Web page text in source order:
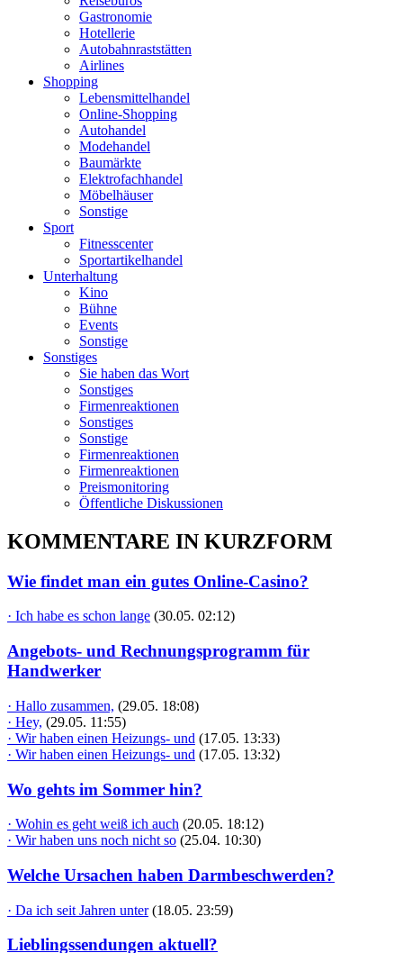
Gastronomie
Hotellerie
Autobahnraststätten
Airlines
Shopping
Lebensmittelhandel
Online-Shopping
Autohandel
Modehandel
Baumärkte
Elektrofachhandel
Möbelhäuser
Sonstige
Sport
Fitnesscenter
Sportartikelhandel
Unterhaltung
Kino
Bühne
Events
Sonstige
Sonstiges
Sie haben das Wort
Sonstiges
Firmenreaktionen
Sonstiges
Sonstige
Firmenreaktionen
Firmenreaktionen
Preismonitoring
Öffentliche Diskussionen
KOMMENTARE IN KURZFORM
Wie findet man ein gutes Online-Casino?
· Ich habe es schon lange (30.05. 02:12)
Angebots- und Rechnungsprogramm für
Handwerker
· Hallo zusammen, (29.05. 18:08)
· Hey, (29.05. 11:55)
· Wir haben einen Heizungs- und (17.05. 13:33)
· Wir haben einen Heizungs- und (17.05. 13:32)
Wo gehts im Sommer hin?
· Wohin es geht weiß ich auch (20.05. 18:12)
· Wir haben uns noch nicht so (25.04. 10:30)
Welche Ursachen haben Darmbeschwerden?
· Da ich seit Jahren unter (18.05. 23:59)
Lieblingssendungen aktuell?